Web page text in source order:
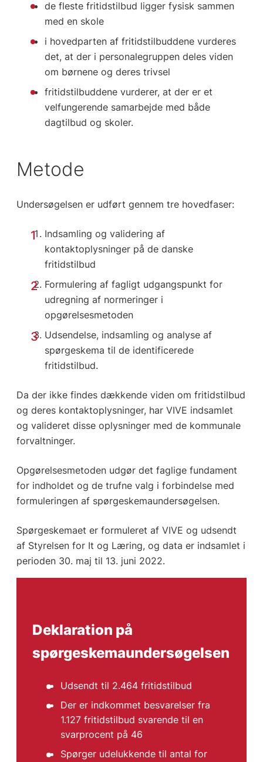
de fleste fritidstilbud ligger fysisk sammen
med en skole
i hovedparten af fritidstilbuddene vurderes
det, at der i personalegruppen deles viden
om børnene og deres trivsel
fritidstilbuddene vurderer, at der er et
velfungerende samarbejde med både
dagtilbud og skoler.
Metode
Undersøgelsen er udført gennem tre hovedfaser:
Indsamling og validering af
kontaktoplysninger på de danske
fritidstilbud
Formulering af fagligt udgangspunkt for
udregning af normeringer i
opgørelsesmetoden
Udsendelse, indsamling og analyse af
spørgeskema til de identificerede
fritidstilbud.
Da der ikke findes dækkende viden om fritidstilbud
og deres kontaktoplysninger, har VIVE indsamlet
og valideret disse oplysninger med de kommunale
forvaltninger.
Opgørelsesmetoden udgør det faglige fundament
for indholdet og de trufne valg i forbindelse med
formuleringen af spørgeskemaundersøgelsen.
Spørgeskemaet er formuleret af VIVE og udsendt
af Styrelsen for It og Læring, og data er indsamlet i
perioden 30. maj til 13. juni 2022.
Deklaration på
spørgeskemaundersøgelsen
Udsendt til 2.464 fritidstilbud
Der er indkommet besvarelser fra
1.127 fritidstilbud svarende til en
svarprocent på 46
Spørger udelukkende til antal for